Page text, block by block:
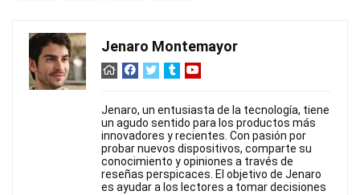
Jenaro Montemayor
Jenaro, un entusiasta de la tecnología, tiene
un agudo sentido para los productos más
innovadores y recientes. Con pasión por
probar nuevos dispositivos, comparte su
conocimiento y opiniones a través de
reseñas perspicaces. El objetivo de Jenaro
es ayudar a los lectores a tomar decisiones